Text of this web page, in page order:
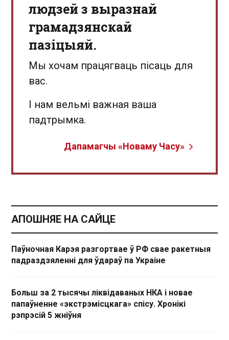
людзей з выразнай
грамадзянскай
пазіцыяй.
Мы хочам працягваць пісаць для
вас.
І нам вельмі важная ваша
падтрымка.
Дапамагчы «Новаму Часу»
АПОШНЯЕ НА САЙЦЕ
Паўночная Карэя разгортвае ў РФ свае ракетныя
падраздзяленні для ўдараў па Украіне
Больш за 2 тысячы ліквідаваных НКА і новае
папаўненне «экстрэмісцкага» спісу. Хронікі
рэпрэсій 5 жніўня